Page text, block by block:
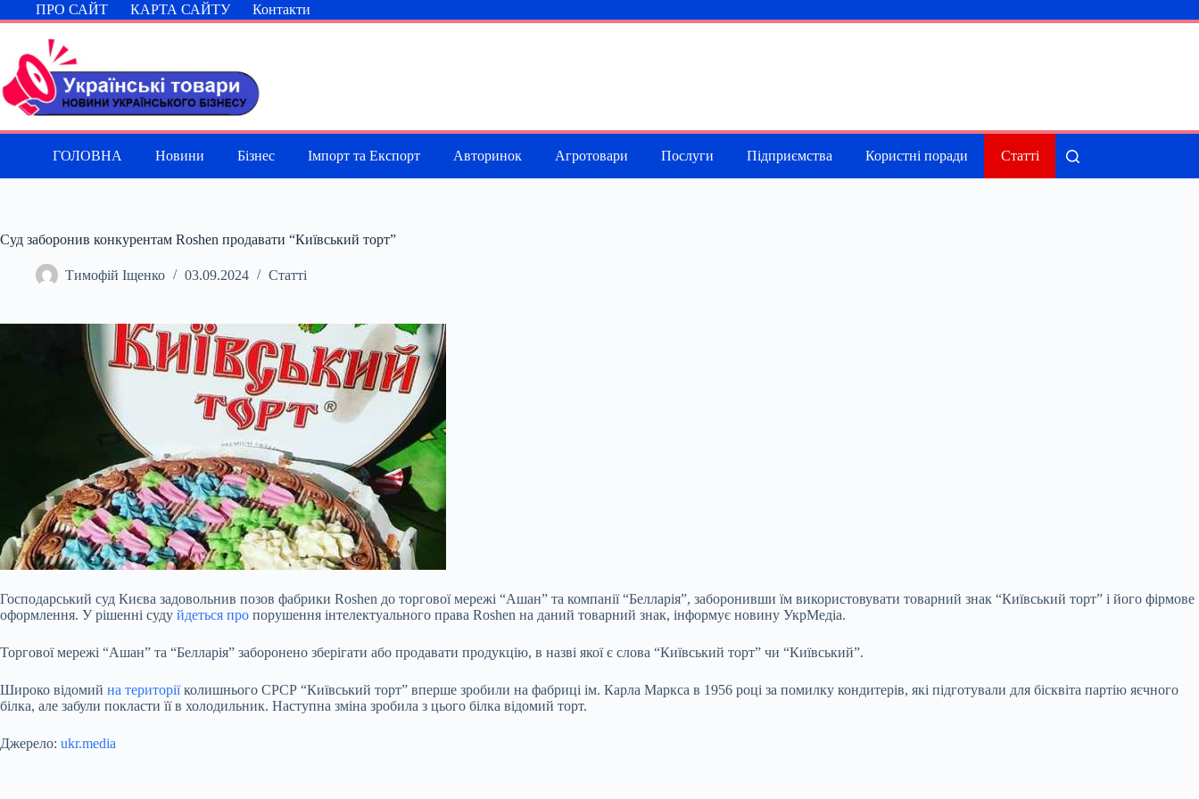
Перейти
до
ПРО САЙТ КАРТА САЙТУ Контакти
ГОЛОВНА Новини Бізнес Імпорт та Експорт Авторинок Агротовари Послуги Підприємства Користні поради Статті
Суд заборонив конкурентам Roshen продавати “Київський торт”
Тимофій Іщенко 03.09.2024 Статті
Господарський суд Києва задовольнив позов фабрики Roshen до торгової мережі “Ашан” та компанії “Белларія”, заборонивши їм використовувати товарний знак “Київський торт” і його фірмове
оформлення. У рішенні суду йдеться про порушення інтелектуального права Roshen на даний товарний знак, інформує новину УкрМедіа.
Торгової мережі “Ашан” та “Белларія” заборонено зберігати або продавати продукцію, в назві якої є слова “Київський торт” чи “Київський”.
Широко відомий на територіїколишнього СРСР “Київський торт” вперше зробили на фабриці ім. Карла Маркса в 1956 році за помилку кондитерів, які підготували для бісквіта партію яєчного
білка, але забули покласти її в холодильник. Наступна зміна зробила з цього білка відомий торт.
Джерело: ukr.media